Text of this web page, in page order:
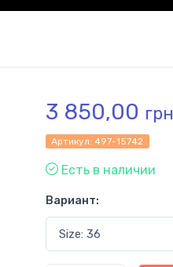
3 850,00 грн
Артикул: 497-15742
Есть в наличии
Вариант: